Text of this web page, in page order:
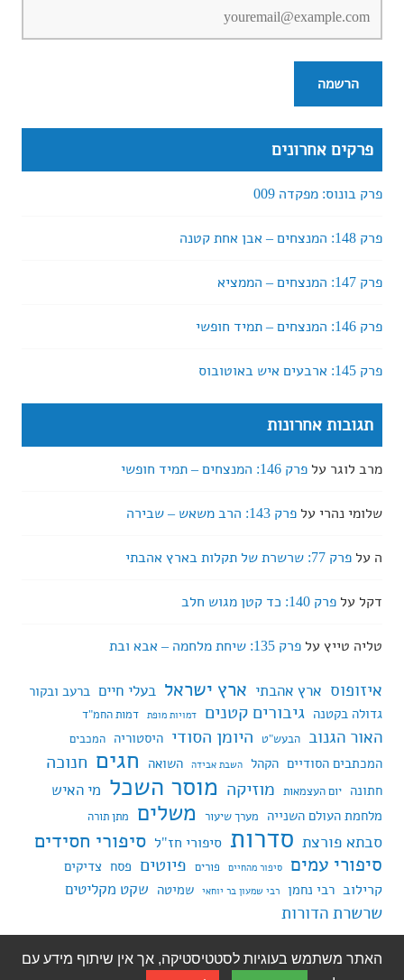
פרקים אחרונים
פרק בונוס: מפקדה 009
פרק 148: המנצחים – אבן אחת קטנה
פרק 147: המנצחים – הממציא
פרק 146: המנצחים – תמיד חופשי
פרק 145: ארבעים איש באוטובוס
תגובות אחרונות
מרב לוגר על פרק 146: המנצחים – תמיד חופשי
שלומי נהרי על פרק 143: הרב משאש – שבירה
ה על פרק 77: שרשרת של תקלות בארץ אהבתי
דקל על פרק 140: כד קטן מגוש חלב
טליה טייץעל פרק 135: שיחת מלחמה – אבא ובת
איזופוס ארץ אהבתי ארץ ישראל בעלי חיים ברעב ובקור
גדולה בקטנה גיבורים קטנים דמויות מופת דמות החמ"ד
האור הגנוב הבעש"ט היומן הסודי היסטוריה המכבים
המכתבים הסודיים הקהל השבת אבידה השואה חגים חנוכה
חתונה יום העצמאות מוזיקה מוסר השכל מי האיש
מלחמת העולם השנייה מערך שיעור משלים מתן תורה
סבתא פורצת סדרות סיפורי חז"ל סיפורי חסידים
סיפורי עמים
סיפור מהחיים פורים פיוטים פסח צדיקים
קרילוב רבי נחמן רבי שמעון בר יוחאי שמיטה שקט מקליטים
שרשרת הדורות
האתר משתמש בעוגיות לסטטיסטיקה, אך אין שיתוף מידע עם